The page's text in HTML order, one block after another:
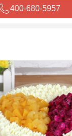
400-680-5957